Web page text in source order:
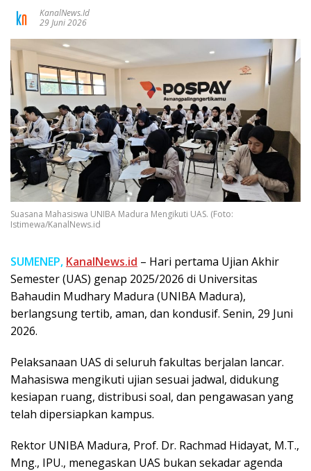
KanalNews.id
29 Juni 2026
Suasana Mahasiswa UNIBA Madura Mengikuti UAS. (Foto:
Istimewa/KanalNews.id
SUMENEP, KanalNews.id – Hari pertama Ujian Akhir
Semester (UAS) genap 2025/2026 di Universitas
Bahaudin Mudhary Madura (UNIBA Madura),
berlangsung tertib, aman, dan kondusif. Senin, 29 Juni
2026.
Pelaksanaan UAS di seluruh fakultas berjalan lancar.
Mahasiswa mengikuti ujian sesuai jadwal, didukung
kesiapan ruang, distribusi soal, dan pengawasan yang
telah dipersiapkan kampus.
Rektor UNIBA Madura, Prof. Dr. Rachmad Hidayat, M.T.,
Mng., IPU., menegaskan UAS bukan sekadar agenda